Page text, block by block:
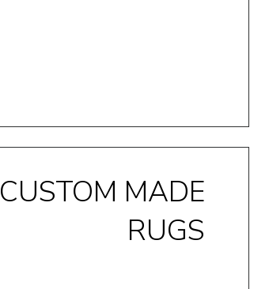
CUSTOM MADE
RUGS